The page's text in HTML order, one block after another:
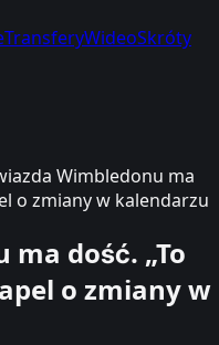
TransferyWideoSkróty
Wimbledonu ma
o zmiany w kalendarzu
ma dość. „To
o zmiany w